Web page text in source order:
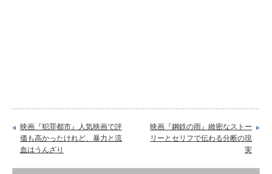
映画『犯罪都市』人気映画で評
価も高かったけれど、暴力と流
血はうんざり
映画『鋼鉄の雨』緻密なストー
リーとセリフで伝わる分断の現
実